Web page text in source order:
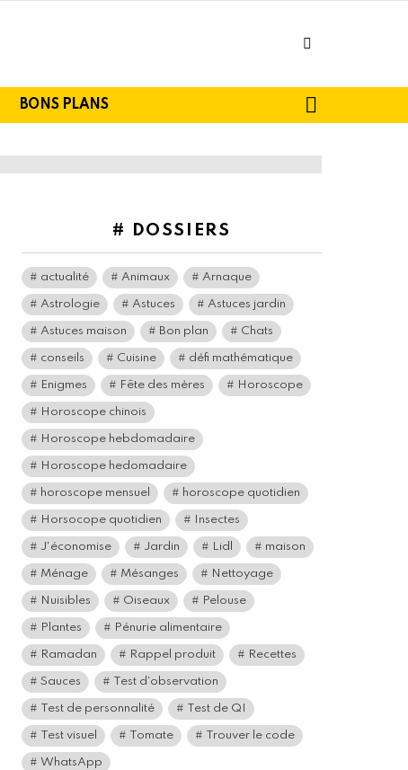
BONS PLANS
# DOSSIERS
actualité Animaux Arnaque
Astrologie Astuces Astuces jardin
Astuces maison Bon plan Chats
conseils Cuisine défi mathématique
Enigmes Fête des mères Horoscope
Horoscope chinois
Horoscope hebdomadaire
Horoscope hedomadaire
horoscope mensuel horoscope quotidien
Horsocope quotidien Insectes
J'économise Jardin Lidl maison
Ménage Mésanges Nettoyage
Nuisibles Oiseaux Pelouse
Plantes Pénurie alimentaire
Ramadan Rappel produit Recettes
Sauces Test d'observation
Test de personnalité Test de QI
Test visuel Tomate Trouver le code
WhatsApp